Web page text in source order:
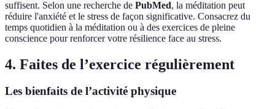
suffisent. Selon une recherche de PubMed, la méditation peut
réduire l'anxiété et le stress de façon significative. Consacrez du
temps quotidien à la méditation ou à des exercices de pleine
conscience pour renforcer votre résilience face au stress.
4. Faites de l’exercice régulièrement
Les bienfaits de l’activité physique